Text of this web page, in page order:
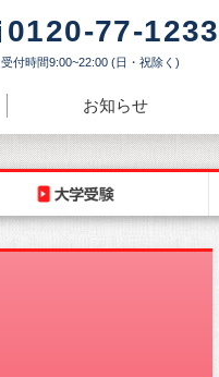
0120-77-1233
受付時間9:00~22:00 (日・祝除く)
お知らせ